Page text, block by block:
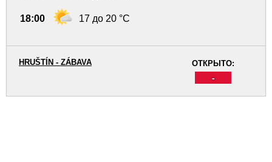
18:00 17 до 20 °C
ОТКРЫТО:
-
HRUŠTÍN - ZÁBAVA